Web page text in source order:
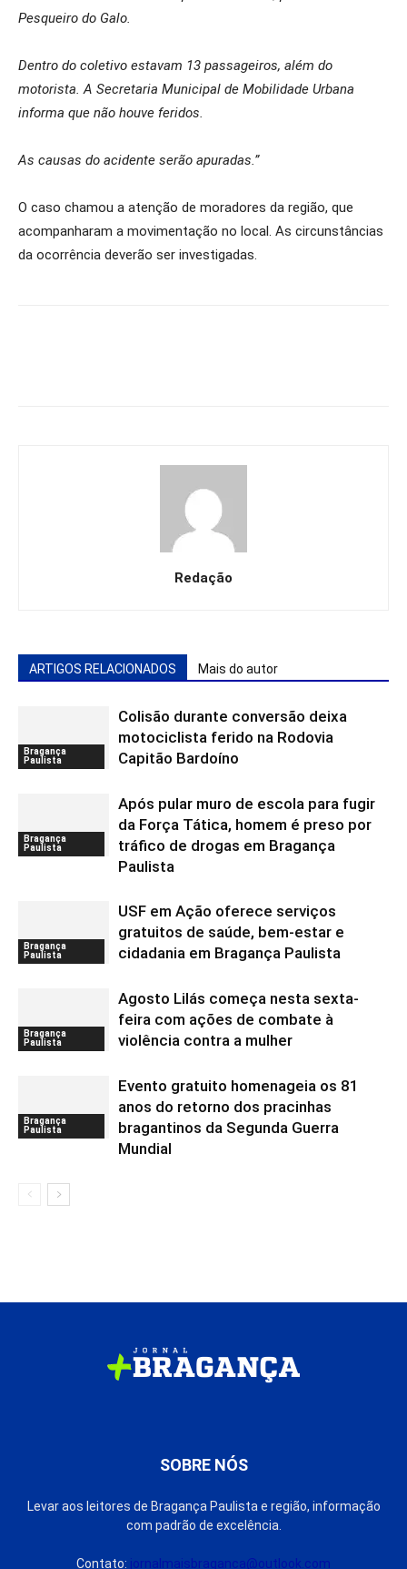
Pesqueiro do Galo.
Dentro do coletivo estavam 13 passageiros, além do
motorista. A Secretaria Municipal de Mobilidade Urbana
informa que não houve feridos.
As causas do acidente serão apuradas.”
O caso chamou a atenção de moradores da região, que
acompanharam a movimentação no local. As circunstâncias
da ocorrência deverão ser investigadas.
Redação
ARTIGOS RELACIONADOS Mais do autor
Bragança
Paulista
Colisão durante conversão deixa
motociclista ferido na Rodovia
Capitão Bardoíno
Bragança
Paulista
Após pular muro de escola para fugir
da Força Tática, homem é preso por
tráfico de drogas em Bragança
Paulista
Bragança
Paulista
USF em Ação oferece serviços
gratuitos de saúde, bem-estar e
cidadania em Bragança Paulista
Bragança
Paulista
Agosto Lilás começa nesta sexta-
feira com ações de combate à
violência contra a mulher
Bragança
Paulista
Evento gratuito homenageia os 81
anos do retorno dos pracinhas
bragantinos da Segunda Guerra
Mundial
SOBRE NÓS
Levar aos leitores de Bragança Paulista e região, informação
com padrão de excelência.
Contato: jornalmaisbraganca@outlook.com